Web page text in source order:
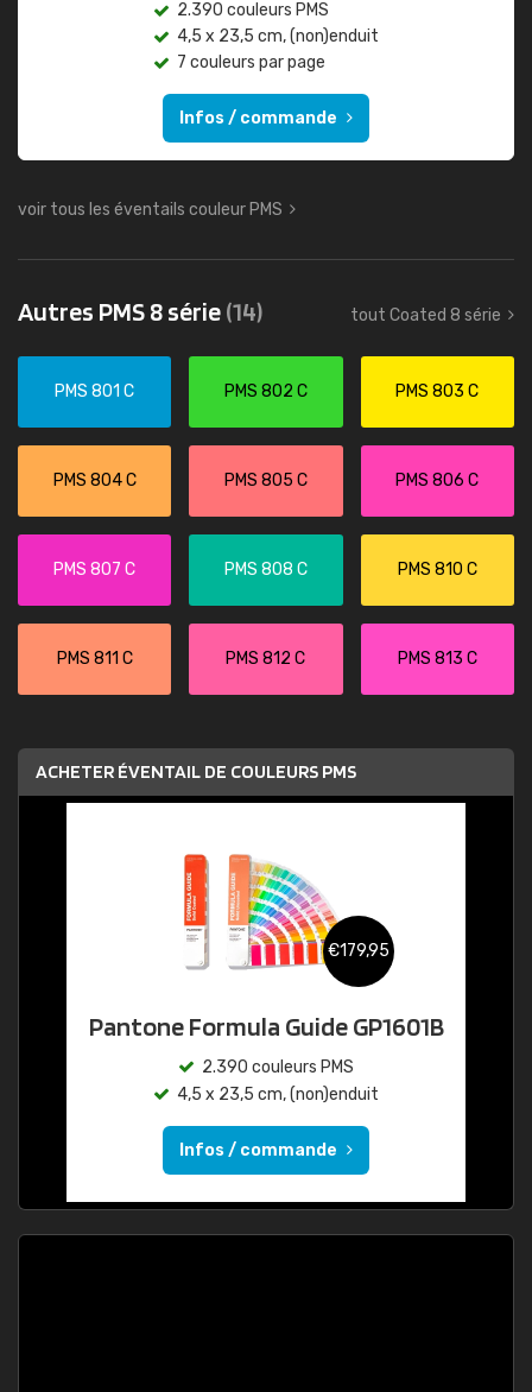
2.390 couleurs PMS
4,5 x 23,5 cm, (non)enduit
7 couleurs par page
Infos / commande
voir tous les éventails couleur PMS
Autres PMS 8 série(14) tout Coated 8 série
PMS 801 C PMS 802 C PMS 803 C
PMS 804 C PMS 805 C PMS 806 C
PMS 807 C PMS 808 C PMS 810 C
PMS 811 C PMS 812 C PMS 813 C
ACHETER ÉVENTAIL DE COULEURS PMS
€179,95
Pantone Formula Guide GP1601B
2.390 couleurs PMS
4,5 x 23,5 cm, (non)enduit
Infos / commande